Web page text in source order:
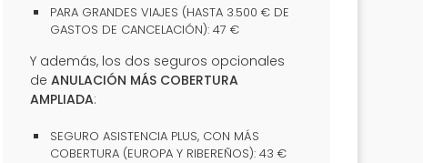
PARA GRANDES VIAJES (HASTA 3.500 € DE
GASTOS DE CANCELACIÓN): 47 €
Y además, los dos seguros opcionales
de ANULACIÓN MÁS COBERTURA
AMPLIADA:
SEGURO ASISTENCIA PLUS, CON MÁS
COBERTURA (EUROPA Y RIBEREÑOS): 43 €